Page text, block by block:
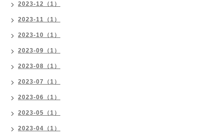
2023-12（1）
2023-11（1）
2023-10（1）
2023-09（1）
2023-08（1）
2023-07（1）
2023-06（1）
2023-05（1）
2023-04（1）